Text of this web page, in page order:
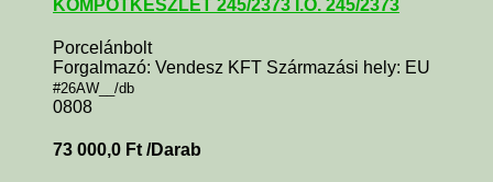
KOMPÓTKÉSZLET 245/2373 I.O. 245/2373
Porcelánbolt
Forgalmazó: Vendesz KFT Származási hely: EU
#26AW__/db
0808
73 000,0 Ft /Darab